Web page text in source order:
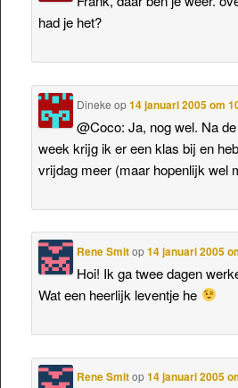
had je het?
Dineke op14 januari 2005 om
@Coco: Ja, nog wel. Na
week krijg ik er een klas bij en
vrijdag meer (maar hopenlijk wel
Rene Smitop14 januari 2005
Hoi! Ik ga twee dagen
Wat een heerlijk leventje he
Rene Smitop14 januari 2005